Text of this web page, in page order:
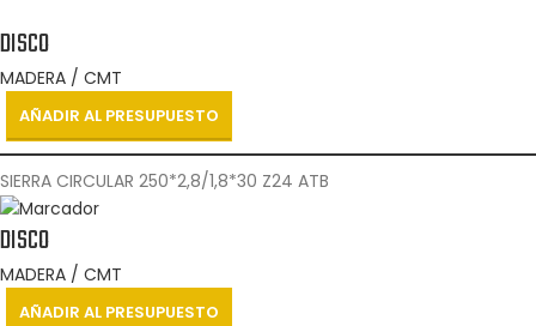
DISCO
MADERA / CMT
AÑADIR AL PRESUPUESTO
SIERRA CIRCULAR 250*2,8/1,8*30 Z24 ATB
DISCO
MADERA / CMT
AÑADIR AL PRESUPUESTO